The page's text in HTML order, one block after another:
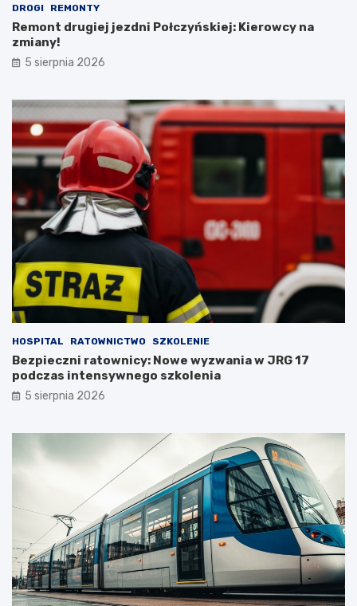
DROGI REMONTY
Remont drugiej jezdni Połczyńskiej: Kierowcy na
zmiany!
5 sierpnia 2026
HOSPITAL RATOWNICTWO SZKOLENIE
Bezpieczni ratownicy: Nowe wyzwania w JRG 17
podczas intensywnego szkolenia
5 sierpnia 2026